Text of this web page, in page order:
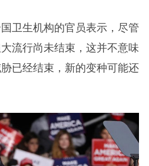
卫生机构的官员表示，尽管
流行尚未结束，这并不意味
已经结束，新的变种可能还